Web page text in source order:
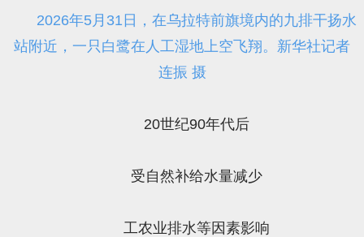
2026年5月31日，在乌拉特前旗境内的九排干扬水
站附近，一只白鹭在人工湿地上空飞翔。新华社记者
连振 摄
20世纪90年代后
受自然补给水量减少
工农业排水等因素影响